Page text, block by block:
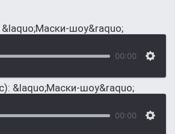
&laquo;Маски-шоу&raquo;
00:00
&laquo;Маски-шоу&raquo;
00:00